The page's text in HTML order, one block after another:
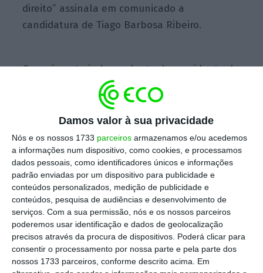
Damos valor à sua privacidade
Nós e os nossos 1733 parceiros armazenamos e/ou acedemos
a informações num dispositivo, como cookies, e processamos
dados pessoais, como identificadores únicos e informações
padrão enviadas por um dispositivo para publicidade e
conteúdos personalizados, medição de publicidade e
conteúdos, pesquisa de audiências e desenvolvimento de
serviços. Com a sua permissão, nós e os nossos parceiros
poderemos usar identificação e dados de geolocalização
precisos através da procura de dispositivos. Poderá clicar para
consentir o processamento por nossa parte e pela parte dos
nossos 1733 parceiros, conforme descrito acima. Em
direito” assinala em comunicado a
candidatura de Tiago Barbosa Ribeiro.
O movimento independente do presidente da
Câmara do Porto,Rui Moreira, esclareceu
quinta-feira queas despesas da campanha
para os cidadãos eleitores incluem 23% de IVA,
contrariamente aos partidos, e acusou PS e
PSD de suborçamentarem as despesas reais.
Os socialistas consideram que omovimento
de cidadãos eleitores “Porto, o Nosso
Movimento” e o seu candidato, Rui Moreira,
“pretendem confundir o eleitorado e os
portuenses”,no que respeita à orçamentação
das campanhas eleitorais por parte dos